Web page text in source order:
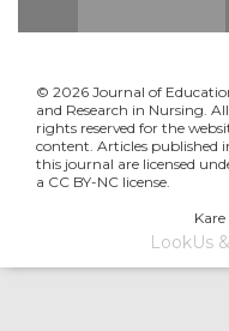
© 2026 Journal of
and Research in Nursing. All
rights reserved for the
content. Articles published
this journal are licensed
a CC BY-NC license.
LookUs&